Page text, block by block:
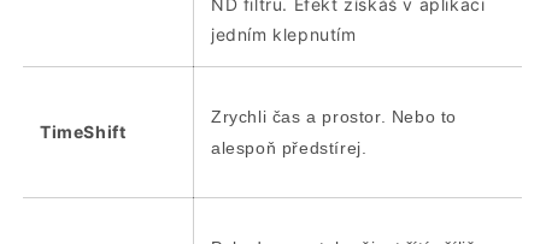
jedním klepnutím
TimeShift
Zrychli čas a prostor. Nebo to
alespoň předstírej.